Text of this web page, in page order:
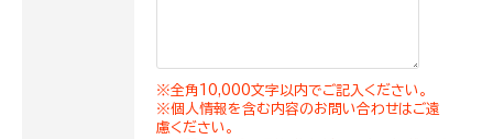
※全角10,000文字以内でご記入ください。
※個人情報を含む内容のお問い合わせはご遠
慮ください。